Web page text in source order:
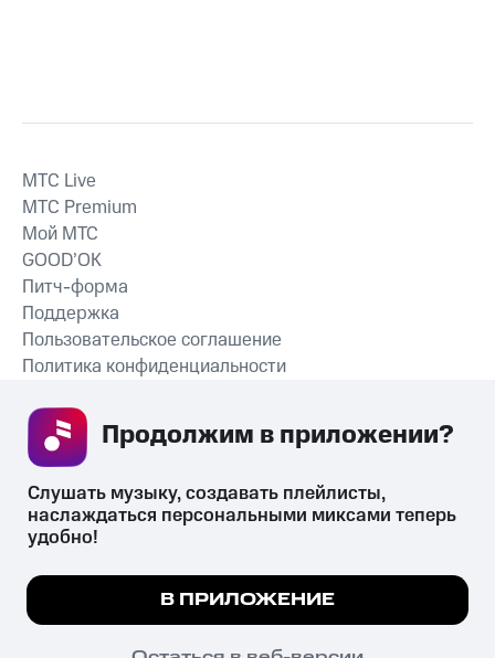
СКАЧАТЬ ПРИЛОЖЕНИЕ
MTС Live
MTС Premium
Мой МТС
GOOD’OK
Питч-форма
Поддержка
Пользовательское соглашение
Политика конфиденциальности
психотропных веществ, их аналогов причиняет вред здоровью,
их незаконный оборот запрещён и влечёт установленную
законодательством ответственность.
© 2026 ООО «КИОН».
Мы используем куки, чтобы на сайте все
Подробнее
ПОНЯТНО
Слушать музыку, создавать плейлисты,
наслаждаться персональными миксами теперь
удобно!
В ПРИЛОЖЕНИЕ